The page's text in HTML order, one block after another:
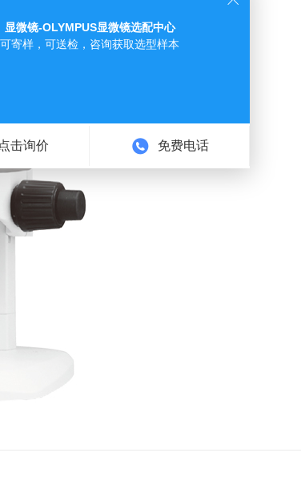
显微镜-OLYMPUS显微镜选配中心
可寄样，可送检，咨询获取选型样本
点击询价 免费电话